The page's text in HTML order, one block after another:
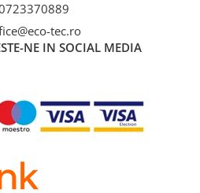
tec.ro
NE IN SOCIAL MEDIA